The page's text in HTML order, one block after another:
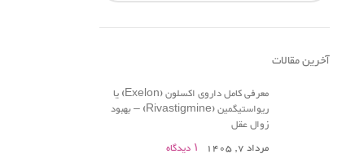
آخرین مقالات
معرفی کامل داروی اکسلون (Exelon) یا
ریواستیگمین (Rivastigmine) – بهبود
زوال عقل
مرداد 7, 1405
۱ دیدگاه